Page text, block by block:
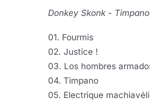
Donkey Skonk - Timpano
01. Fourmis
02. Justice !
03. Los hombres
04. Timpano
05. Electrique